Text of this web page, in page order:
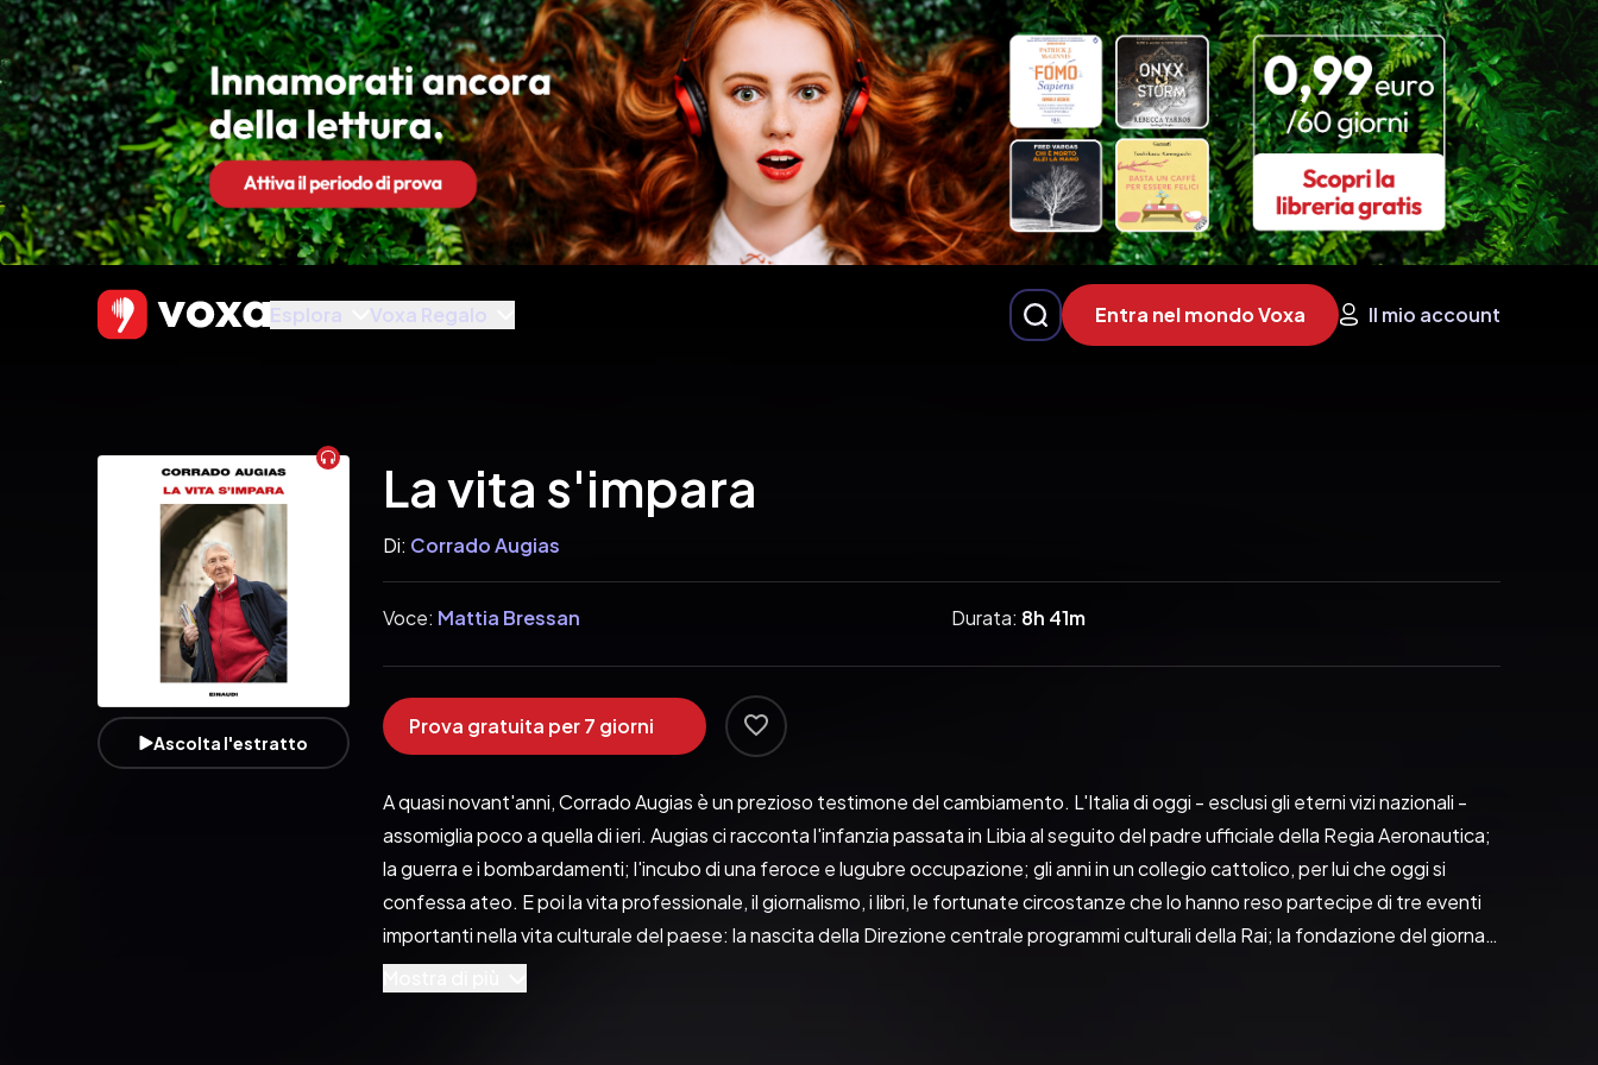
Esplora Voxa Regalo Entra nel mondo Voxa Il mio account
Audiobook
Ascolta l'estratto
La vita s'impara
Di: Corrado Augias
Voce: Mattia Bressan Durata: 8h 41m
Prova gratuita per 7 giorni
A quasi novant'anni, Corrado Augias è un prezioso testimone del cambiamento. L'Italia di oggi - esclusi gli eterni vizi nazionali -
assomiglia poco a quella di ieri. Augias ci racconta l'infanzia passata in Libia al seguito del padre ufficiale della Regia Aeronautica;
la guerra e i bombardamenti; l'incubo di una feroce e lugubre occupazione; gli anni in un collegio cattolico, per lui che oggi si
confessa ateo. E poi la vita professionale, il giornalismo, i libri, le fortunate circostanze che lo hanno reso partecipe di tre eventi
importanti nella vita culturale del paese: la nascita della Direzione centrale programmi culturali della Rai; la fondazione del giornale
«la Repubblica» nel 1976, il rilancio di RaiTre nel 1987. L'invenzione di alcuni fortunati programmi televisivi da «Telefono giallo» a
«Babele», da «Città segrete» alla piú recente creatura «La gioia della musica», ultimo programma ideato per la Rai prima del